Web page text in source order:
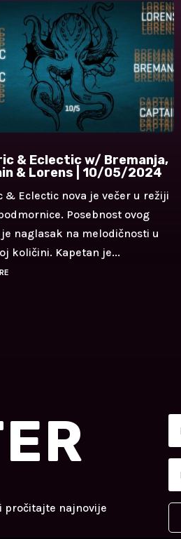
& Eclectic w/ Bremanja,
& Lorens | 10/05/2024
& Eclectic nova je večer u režiji
Posebnost ovog
naglasak na melodičnosti u
količini. Kapetan je...
pročitajte najnovije